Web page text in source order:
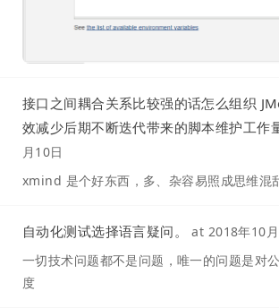
接口之间耦合关系比较强的话怎么组织
效减少后期不断迭代带来的脚本维护工作
月10日
xmind 是个好东西，多、杂容易照成思维混
自动化测试选择语言疑问。 at 2018年10
一切技术问题都不是问题，唯一的问题是对
度